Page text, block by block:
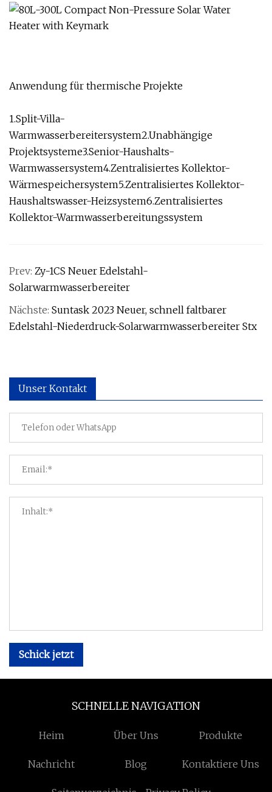
Anwendung für thermische Projekte
1.Split-Villa-
Warmwasserbereitersystem2.Unabhängige
Projektsysteme3.Senior-Haushalts-
Warmwassersystem4.Zentralisiertes Kollektor-
Wärmespeichersystem5.Zentralisiertes Kollektor-
Haushaltswasser-Heizsystem6.Zentralisiertes
Kollektor-Warmwasserbereitungssystem
Prev: Zy-1CS Neuer Edelstahl-
Solarwarmwasserbereiter
Nächste: Suntask 2023 Neuer, schnell faltbarer
Edelstahl-Niederdruck-Solarwarmwasserbereiter Stx
Unser Kontakt
Schick jetzt
SCHNELLE NAVIGATION
Heim Über Uns Produkte
Nachricht Blog Kontaktiere Uns